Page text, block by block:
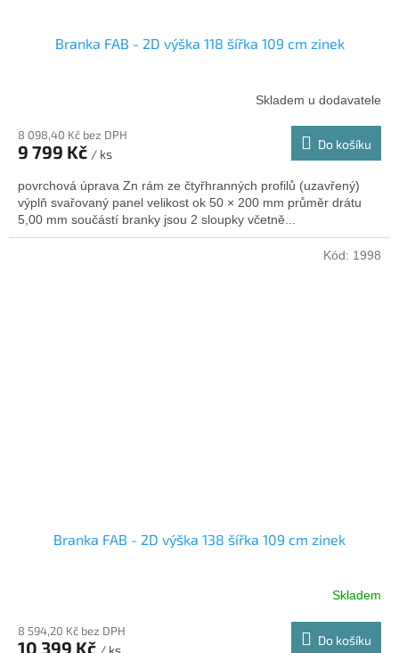
Branka FAB - 2D výška 118 šířka 109 cm zinek
Skladem u dodavatele
8 098,40 Kč bez DPH
9 799 Kč / ks
Do košíku
povrchová úprava Zn rám ze čtyřhranných profilů (uzavřený)
výplň svařovaný panel velikost ok 50 × 200 mm průměr drátu
5,00 mm součástí branky jsou 2 sloupky včetně...
Branka FAB - 2D výška 138 šířka 109 cm zinek
Skladem
8 594,20 Kč bez DPH
10 399 Kč / ks
Do košíku
Kód: 1998